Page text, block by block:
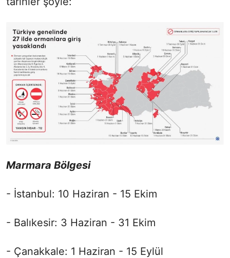
Marmara Bölgesi
- İstanbul: 10 Haziran - 15 Ekim
- Balıkesir: 3 Haziran - 31 Ekim
- Çanakkale: 1 Haziran - 15 Eylül